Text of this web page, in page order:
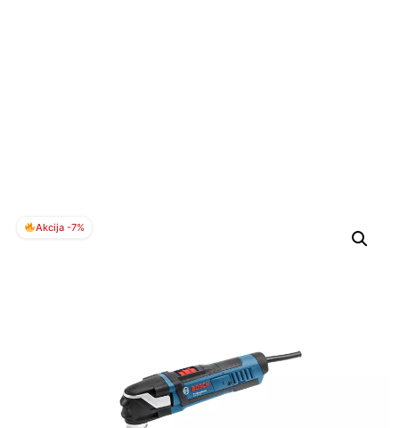
Akcija -7%